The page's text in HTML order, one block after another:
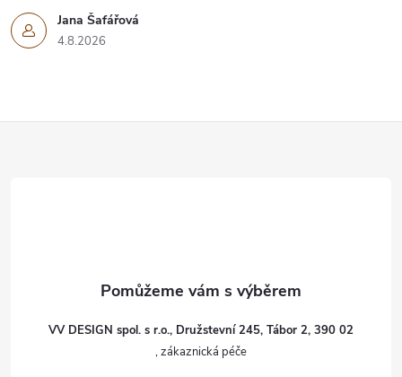
Jana Šafářová
4.8.2026
VV DESIGN spol. s r.o., Družstevní 245, Tábor 2, 390 02